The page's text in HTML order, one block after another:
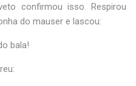
confirmou isso. Respirou
do mauser e lascou:
bala!